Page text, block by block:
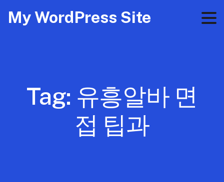
My WordPress Site
Tag: 유흥알바 면
접 팁과